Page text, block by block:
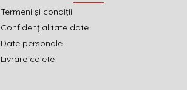
Termeni și condiții
Confidențialitate date
Date personale
Livrare colete